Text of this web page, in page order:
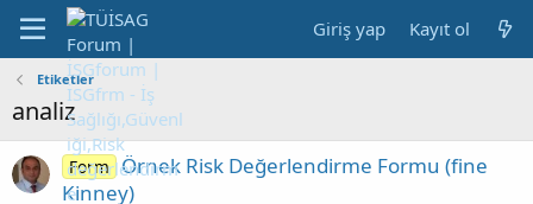
Giriş yap Kayıt ol
Etiketler
analiz
Form Örnek Risk Değerlendirme Formu (fine
Kinney)